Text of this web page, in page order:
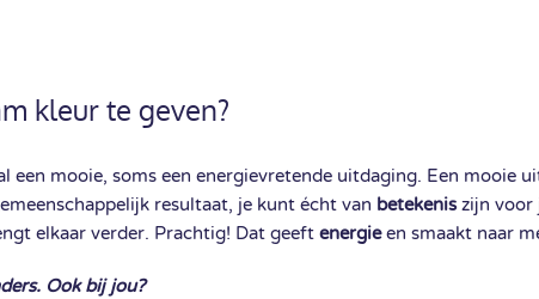
kleur te geven?
een mooie, soms een energievretende uitdaging. Een mooie
resultaat, je kunt écht van betekeniszijn voor
elkaar verder. Prachtig! Dat geeft energieen smaakt naar
Ook bij jou?